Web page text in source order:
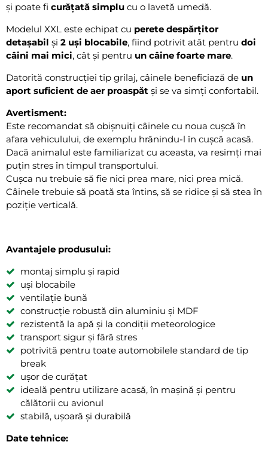
și poate fi curățată simplu cu o lavetă umedă.
Modelul XXL este echipat cu perete despărțitor
detașabil și 2 uși blocabile, fiind potrivit atât pentru doi
câini mai mici, cât și pentru un câine foarte mare.
Datorită construcției tip grilaj, câinele beneficiază de un
aport suficient de aer proaspăt și se va simți confortabil.
Avertisment:
Este recomandat să obișnuiți câinele cu noua cușcă în
afara vehiculului, de exemplu hrănindu-l în cușcă acasă.
Dacă animalul este familiarizat cu aceasta, va resimți mai
puțin stres în timpul transportului.
Cușca nu trebuie să fie nici prea mare, nici prea mică.
Câinele trebuie să poată sta întins, să se ridice și să stea în
poziție verticală.
Avantajele produsului:
montaj simplu și rapid
uși blocabile
ventilație bună
construcție robustă din aluminiu și MDF
rezistentă la apă și la condiții meteorologice
transport sigur și fără stres
potrivită pentru toate automobilele standard de tip
break
ușor de curățat
ideală pentru utilizare acasă, în mașină și pentru
călătorii cu avionul
stabilă, ușoară și durabilă
Date tehnice: